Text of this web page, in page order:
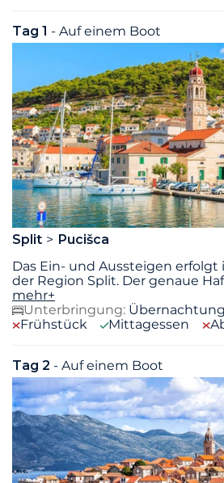
Tag 1 - Auf einem Boot
Split
Pucišca
Das Ein- und Aussteigen erfolgt
der Region Split. Der genaue
mehr+
Unterbringung:
Frühstück
Mittagessen
Tag 2 - Auf einem Boot